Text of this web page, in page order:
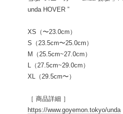
unda HOVER ”
XS（〜23.0cm）
S（23.5cm〜25.0cm）
M（25.5cm~27.0cm）
L（27.5cm~29.0cm）
XL（29.5cm〜）
［ 商品詳細 ］
https://www.goyemon.tokyo/unda